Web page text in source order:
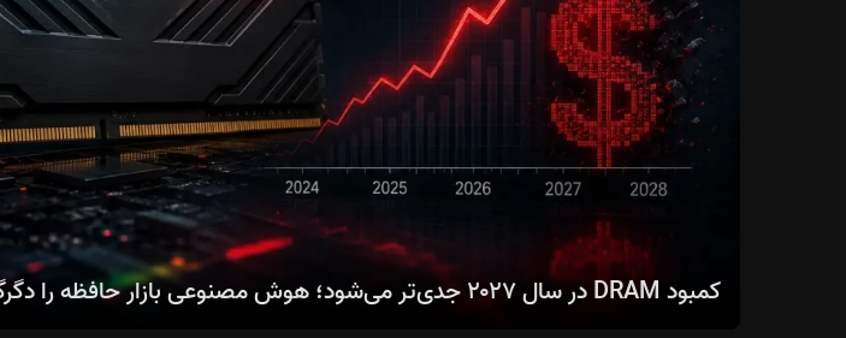
کمبود DRAM در سال ۲۰۲۷ جدی‌تر می‌شود؛ هوش مصنوعی بازار حافظه را دگرگون می‌کند